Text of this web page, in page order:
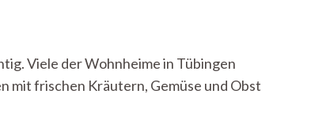
Viele der Wohnheime in Tübingen
mit frischen Kräutern, Gemüse und Obst